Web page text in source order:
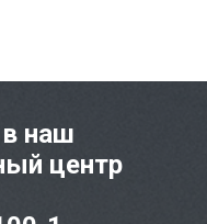
наш
центр